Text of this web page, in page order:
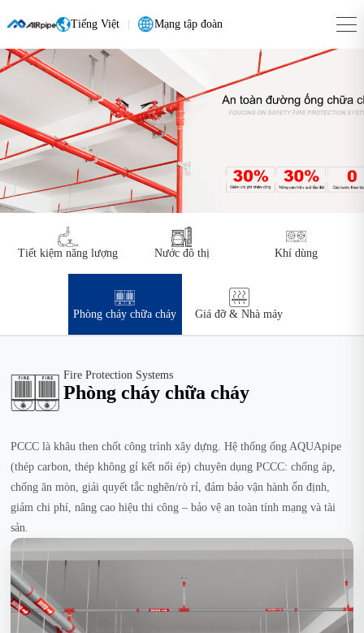
Tiếng Việt Mạng tập đoàn
Tiết kiệm năng lượng Nước đô thị Khí dùng
Phòng cháy chữa cháy Giá đỡ & Nhà máy
Fire Protection Systems
Phòng cháy chữa cháy
PCCC là khâu then chốt công trình xây dựng. Hệ thống ống AQUApipe
(thép carbon, thép không gỉ kết nối ép) chuyên dụng PCCC: chống áp,
chống ăn mòn, giải quyết tắc nghẽn/rò rỉ, đảm bảo vận hành ổn định,
giảm chi phí, nâng cao hiệu thi công – bảo vệ an toàn tính mạng và tài
sản.